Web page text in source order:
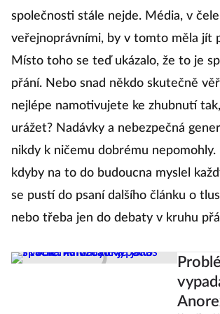
společnosti stále nejde. Média, v
veřejnoprávními, by v tomto měla jít
Místo toho se teď ukázalo, že to je
přání. Nebo snad někdo skutečně
nejlépe namotivujete ke zhubnutí
urážet? Nadávky a nebezpečná
nikdy k ničemu dobrému nepomohly.
kdyby na to do budoucna myslel
se pustí do psaní dalšího článku o
nebo třeba jen do debaty v kruhu